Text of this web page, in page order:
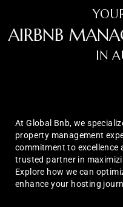
AIRBNB
IN
At Global Bnb, we
property management
commitment to excellence
trusted partner in
Explore how we can
enhance your hosting